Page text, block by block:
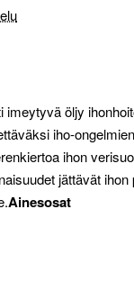
öljy
iho-
ihon
jättävät
Ainesosat